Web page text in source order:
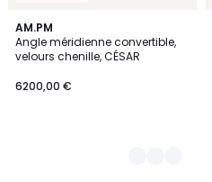
AM.PM
Angle méridienne convertible,
velours chenille, CÉSAR
6200,00 €
8
Couleurs